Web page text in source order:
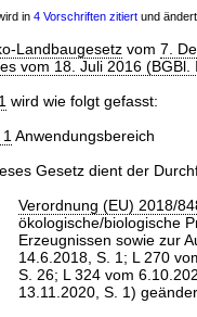
in 4 Vorschriften zitiert und
Landbaugesetz vom 7.
vom 18. Juli 2016 (BGBl.
wird wie folgt gefasst:
Anwendungsbereich
Gesetz dient der
Verordnung (EU) 2018/
ökologische/biologische
Erzeugnissen sowie zur
14.6.2018, S. 1; L 270
S. 26; L 324 vom
13.11.2020, S. 1)